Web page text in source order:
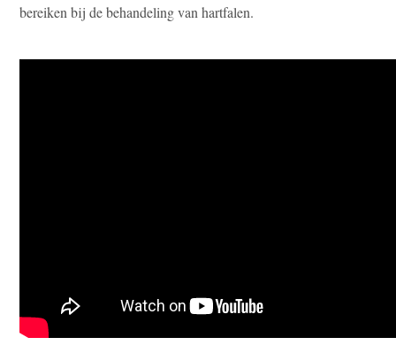
bereiken bij de behandeling van hartfalen.